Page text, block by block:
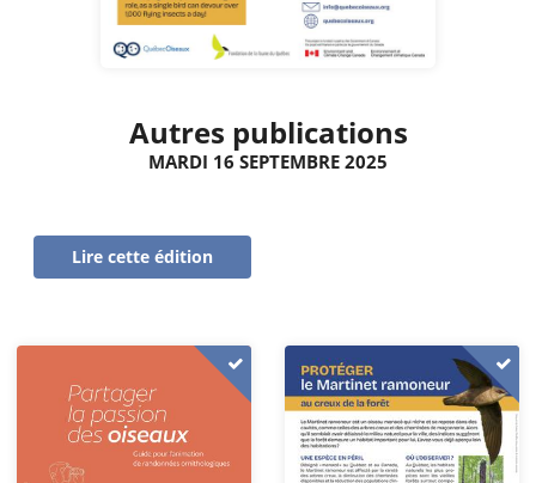
Autres publications
MARDI 16 SEPTEMBRE 2025
Lire cette édition